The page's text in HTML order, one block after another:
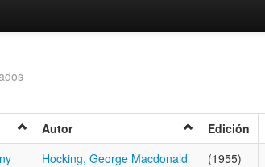
Autor Edición
Hocking, George Macdonald (1955)